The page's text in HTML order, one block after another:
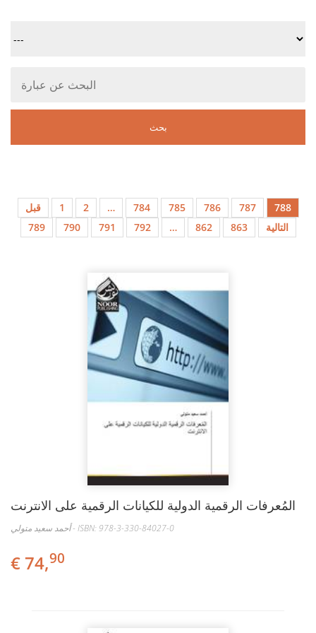
قبل 1 2 … 784 785 786 787
788
789
790 791 792 … 862 863 التالية
المُعرفات الرقمية الدولية للكيانات الرقمية على الانترنت
أحمد سعيد متولي - ISBN: 978-3-330-84027-0
€ 74,90